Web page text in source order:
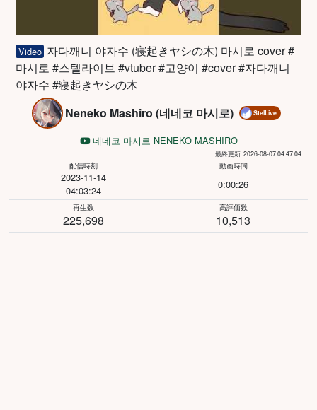
Video 자다깨니 야자수 (寝起きヤシの木) 마시로 cover #
마시로 #스텔라이브 #vtuber #고양이 #cover #자다깨니_
야자수 #寝起きヤシの木
Neneko Mashiro (네네코 마시로)
StelLive
네네코 마시로 NENEKO MASHIRO
最終更新: 2026-08-07 04:47:04
配信時刻
2023-11-14
04:03:24
動画時間
0:00:26
再生数
225,698
高評価数
10,513